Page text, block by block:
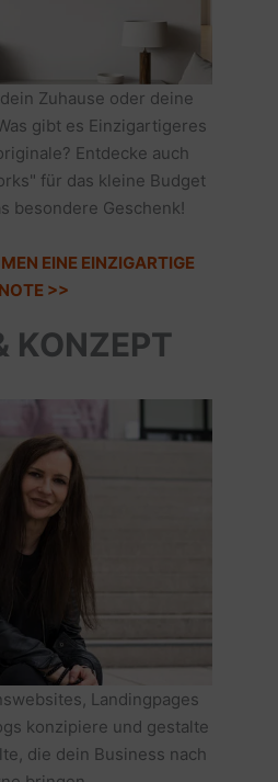
Zuhause oder deine
gibt es Einzigartigeres
Entdecke auch
für das kleine Budget
besondere Geschenk!
EINE EINZIGARTIGE
NOTE >>
KONZEPT
Landingpages
konzipiere und gestalte
die dein Business nach